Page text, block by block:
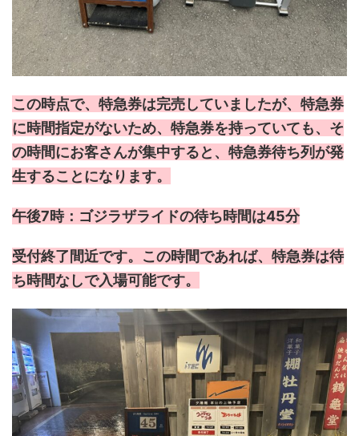
この時点で、特急券は完売していましたが、特急券
に時間指定がないため、特急券を持っていても、そ
の時間にお客さんが集中すると、特急券待ち列が発
生することになります。
午後7時：ゴジラザライドの待ち時間は45分
受付終了間近です。この時間であれば、特急券は待
ち時間なしで入場可能です。